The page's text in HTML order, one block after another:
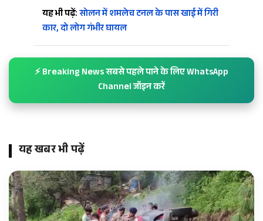
यह भी पढ़ें:सोलन में शमलेच टनल के पास खाई में गिरी
कार, दो लोग गंभीर घायल
⚡ Breaking News सबसे पहले पाने के लिए WhatsApp
Channel जॉइन करें
यह खबर भी पढ़ें